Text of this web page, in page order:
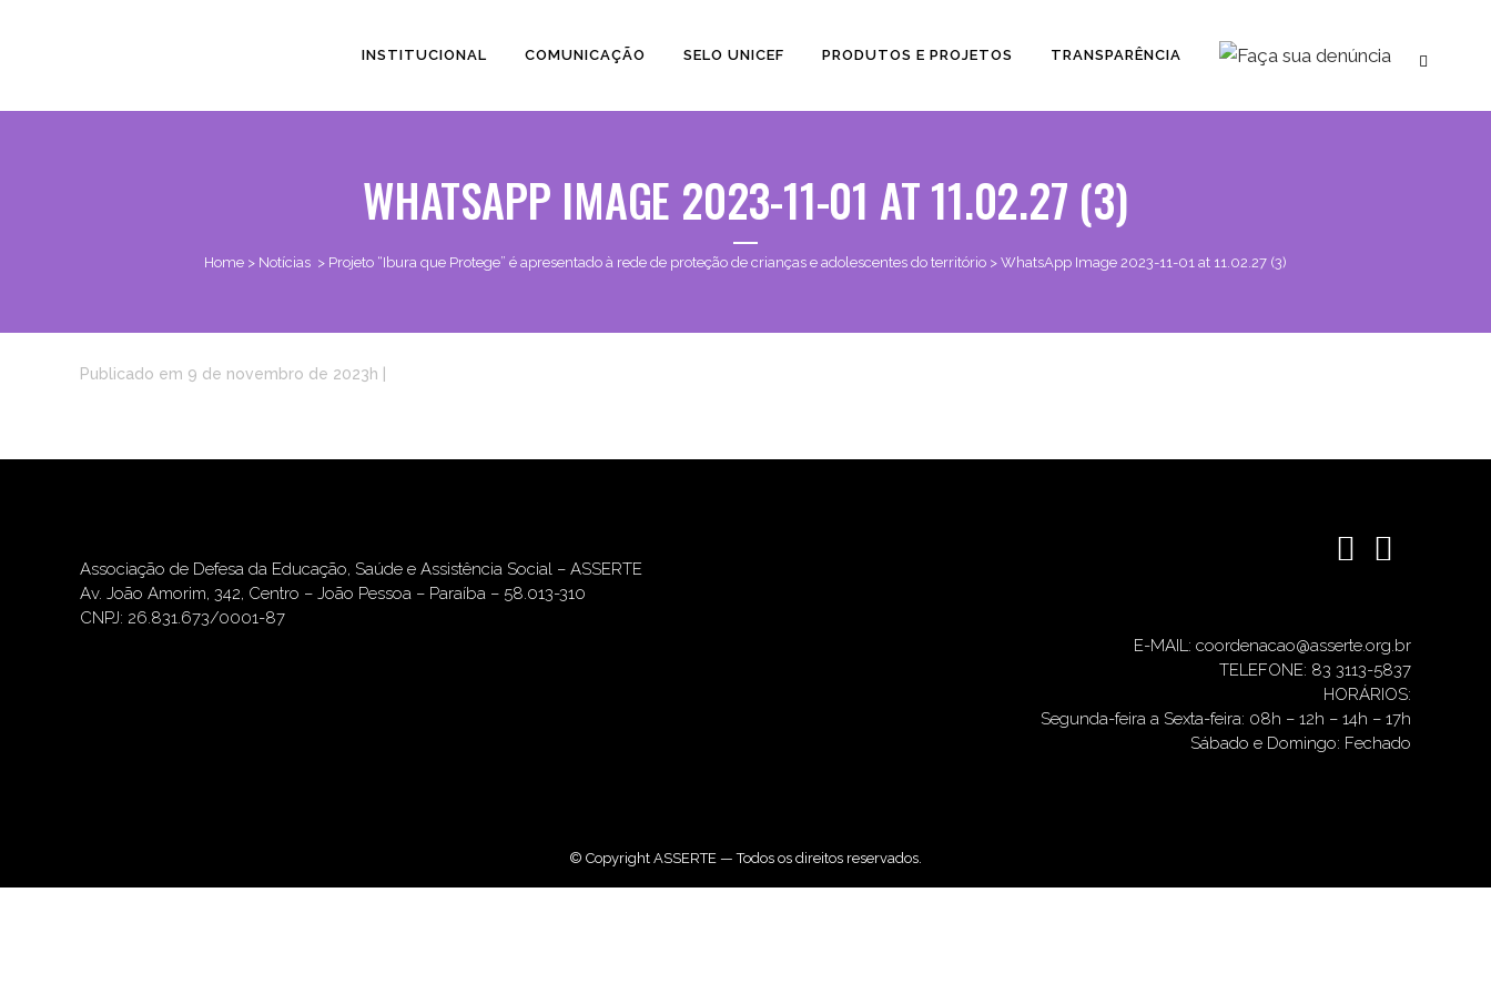
INSTITUCIONAL COMUNICAÇÃO SELO UNICEF PRODUTOS E PROJETOS TRANSPARÊNCIA
WHATSAPP IMAGE 2023-11-01 AT 11.02.27 (3)
Home > Notícias > Projeto “Ibura que Protege” é apresentado à rede de proteção de crianças e adolescentes do território > WhatsApp Image 2023-11-01 at 11.02.27 (3)
Publicado em 9 de novembro de 2023h
Associação de Defesa da Educação, Saúde e Assistência Social – ASSERTE
Av. João Amorim, 342, Centro – João Pessoa – Paraíba – 58.013-310
CNPJ: 26.831.673/0001-87
E-MAIL: coordenacao@asserte.org.br
TELEFONE: 83 3113-5837
HORÁRIOS:
Segunda-feira a Sexta-feira: 08h – 12h – 14h – 17h
Sábado e Domingo: Fechado
© Copyright ASSERTE — Todos os direitos reservados.